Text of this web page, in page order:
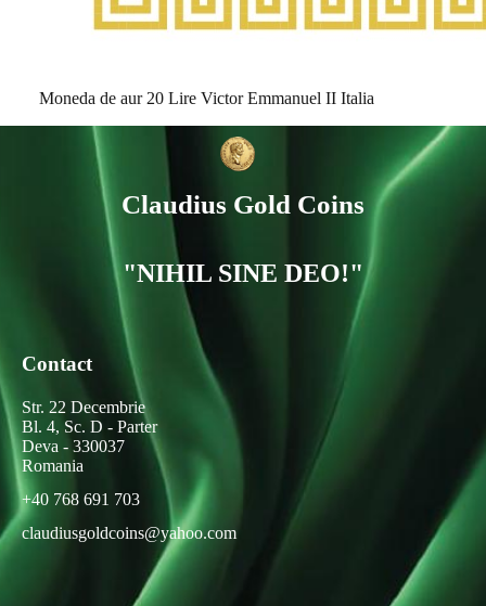
Moneda de aur 20 Lire Victor Emmanuel II Italia
Claudius Gold Coins
"NIHIL SINE DEO!"
Contact
Str. 22 Decembrie
Bl. 4, Sc. D - Parter
Deva - 330037
Romania
+40 768 691 703
claudiusgoldcoins@yahoo.com